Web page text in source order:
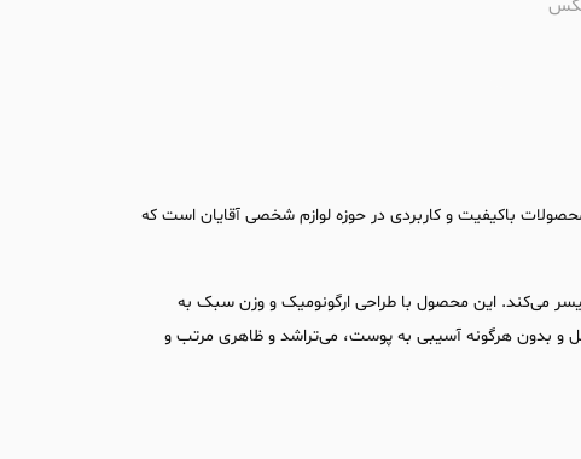
پرومکس
باکیفیت و کاربردی در حوزه لوازم شخصی آقایان است که
می‌کند. این محصول با طراحی ارگونومیک و وزن سبک به
و بدون هرگونه آسیبی به پوست، می‌تراشد و ظاهری مرتب و